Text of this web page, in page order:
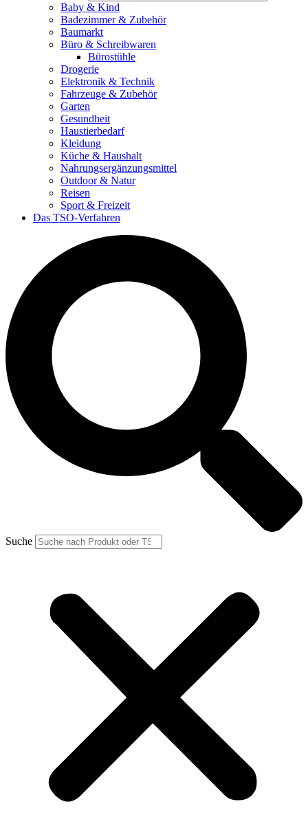
Baby & Kind
Badezimmer & Zubehör
Baumarkt
Büro & Schreibwaren
Bürostühle
Drogerie
Elektronik & Technik
Fahrzeuge & Zubehör
Garten
Gesundheit
Haustierbedarf
Kleidung
Küche & Haushalt
Nahrungsergänzungsmittel
Outdoor & Natur
Reisen
Sport & Freizeit
Das TSO-Verfahren
Suche